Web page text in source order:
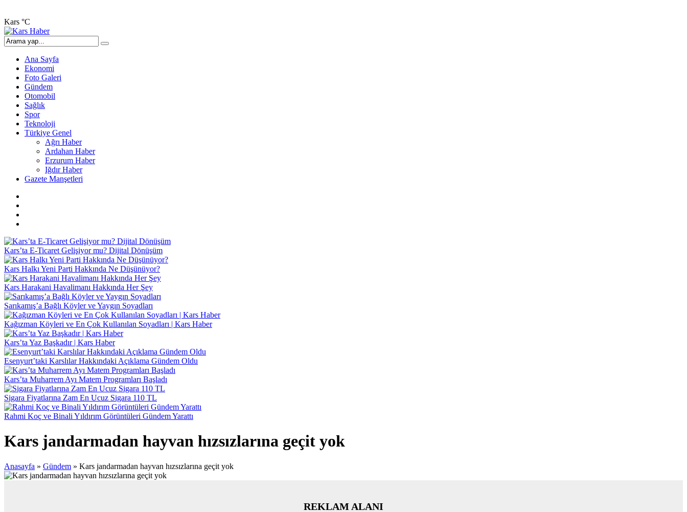
Kars °C
Ana Sayfa
Ekonomi
Foto Galeri
Gündem
Otomobil
Sağlık
Spor
Teknoloji
Türkiye Genel
Ağrı Haber
Ardahan Haber
Erzurum Haber
Iğdır Haber
Gazete Manşetleri
Kars’ta E-Ticaret Gelişiyor mu? Dijital Dönüşüm
Kars Halkı Yeni Parti Hakkında Ne Düşünüyor?
Kars Harakani Havalimanı Hakkında Her Şey
Sarıkamış’a Bağlı Köyler ve Yaygın Soyadları
Kağızman Köyleri ve En Çok Kullanılan Soyadları | Kars Haber
Kars’ta Yaz Başkadır | Kars Haber
Esenyurt’taki Karslılar Hakkındaki Açıklama Gündem Oldu
Kars’ta Muharrem Ayı Matem Programları Başladı
Sigara Fiyatlarına Zam En Ucuz Sigara 110 TL
Rahmi Koç ve Binali Yıldırım Görüntüleri Gündem Yarattı
Kars jandarmadan hayvan hızsızlarına geçit yok
Anasayfa » Gündem » Kars jandarmadan hayvan hızsızlarına geçit yok
REKLAM ALANI